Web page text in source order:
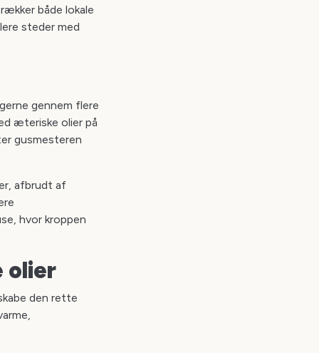
både lokale
steder med
gennem flere
æteriske olier på
gusmesteren
afbrudt af
hvor kroppen
olier
den rette